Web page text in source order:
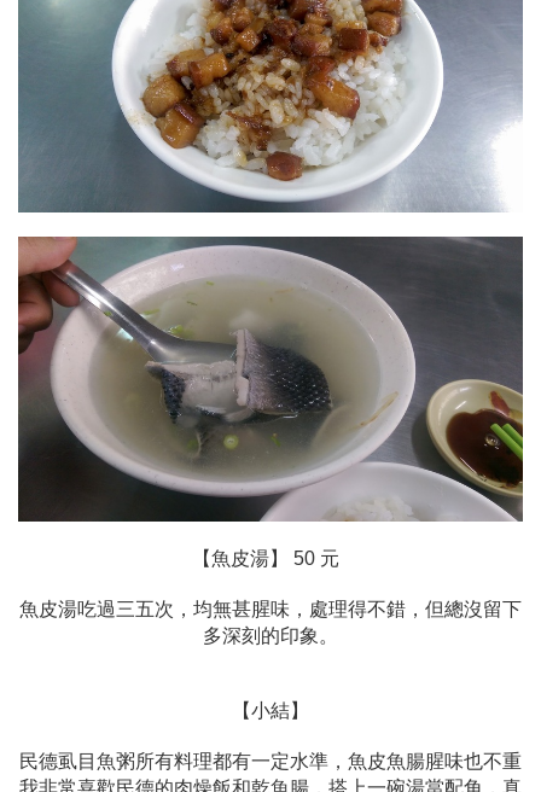
【魚皮湯】 50 元
魚皮湯吃過三五次，均無甚腥味，處理得不錯，但總沒留下
多深刻的印象。
【小結】
民德虱目魚粥所有料理都有一定水準，魚皮魚腸腥味也不重
我非常喜歡民德的肉燥飯和乾魚腸，搭上一碗湯當配角，真